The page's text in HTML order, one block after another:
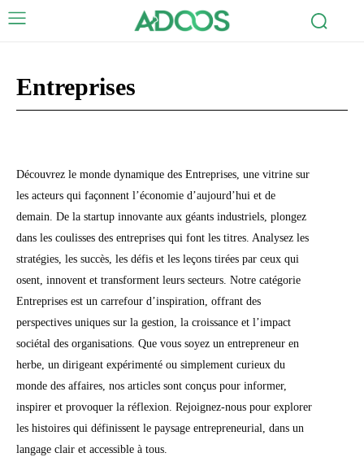
Entreprises
Découvrez le monde dynamique des Entreprises, une vitrine sur
les acteurs qui façonnent l’économie d’aujourd’hui et de
demain. De la startup innovante aux géants industriels, plongez
dans les coulisses des entreprises qui font les titres. Analysez les
stratégies, les succès, les défis et les leçons tirées par ceux qui
osent, innovent et transforment leurs secteurs. Notre catégorie
Entreprises est un carrefour d’inspiration, offrant des
perspectives uniques sur la gestion, la croissance et l’impact
sociétal des organisations. Que vous soyez un entrepreneur en
herbe, un dirigeant expérimenté ou simplement curieux du
monde des affaires, nos articles sont conçus pour informer,
inspirer et provoquer la réflexion. Rejoignez-nous pour explorer
les histoires qui définissent le paysage entrepreneurial, dans un
langage clair et accessible à tous.